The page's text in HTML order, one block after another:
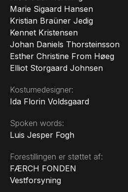
Marie Sigaard Hansen
Kristian Braüner Jedig
Kennet Kristensen
Johan Daniels Thorsteinsson
Esther Christine From Høeg
Elliot Storgaard Johnsen
Kostumedesigner:
Ida Florin Voldsgaard
Spoken words:
Luis Jesper Fogh
Forestillingen er støttet af:
FÆRCH FONDEN
Vestforsyning